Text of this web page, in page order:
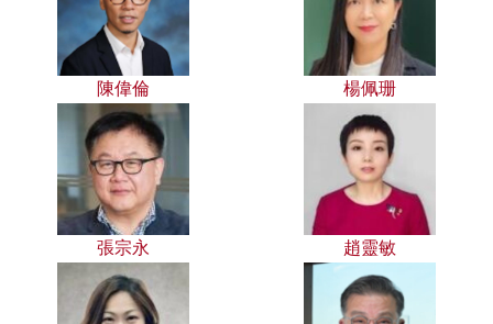
陳偉倫 楊佩珊
張宗永 趙靈敏